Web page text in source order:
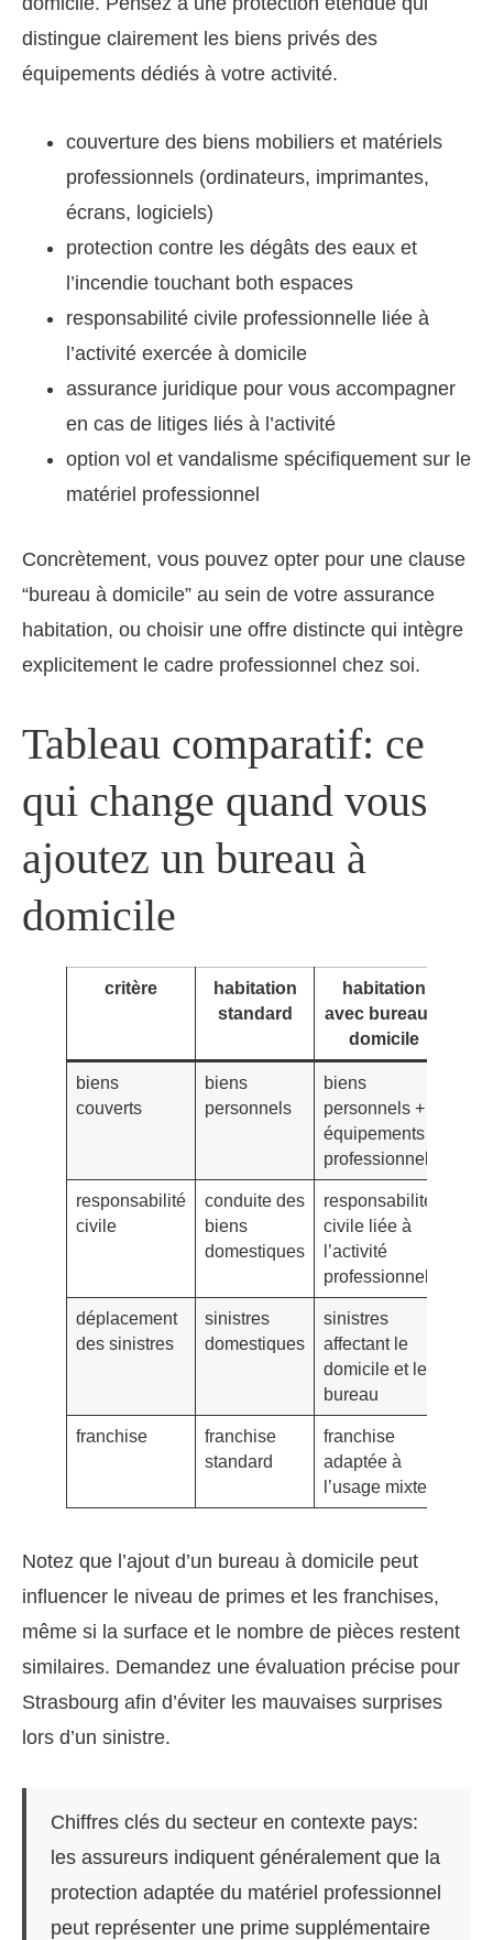
distingue clairement les biens privés des
équipements dédiés à votre activité.
couverture des biens mobiliers et matériels
professionnels (ordinateurs, imprimantes,
écrans, logiciels)
protection contre les dégâts des eaux et
l’incendie touchant both espaces
responsabilité civile professionnelle liée à
l’activité exercée à domicile
assurance juridique pour vous accompagner
en cas de litiges liés à l’activité
option vol et vandalisme spécifiquement sur le
matériel professionnel
Concrètement, vous pouvez opter pour une clause
“bureau à domicile” au sein de votre assurance
habitation, ou choisir une offre distincte qui intègre
explicitement le cadre professionnel chez soi.
Tableau comparatif: ce
qui change quand vous
ajoutez un bureau à
domicile
critère
habitation
standard
habitation
avec bureau à
domicile
biens
couverts
biens
personnels
biens
personnels +
équipements
professionnels
responsabilité
civile
conduite des
biens
domestiques
responsabilité
civile liée à
l’activité
professionnelle
déplacement
des sinistres
sinistres
domestiques
sinistres
affectant le
domicile et le
bureau
franchise
franchise
standard
franchise
adaptée à
l’usage mixte
Notez que l’ajout d’un bureau à domicile peut
influencer le niveau de primes et les franchises,
même si la surface et le nombre de pièces restent
similaires. Demandez une évaluation précise pour
Strasbourg afin d’éviter les mauvaises surprises
lors d’un sinistre.
Chiffres clés du secteur en contexte pays:
les assureurs indiquent généralement que la
protection adaptée du matériel professionnel
peut représenter une prime supplémentaire